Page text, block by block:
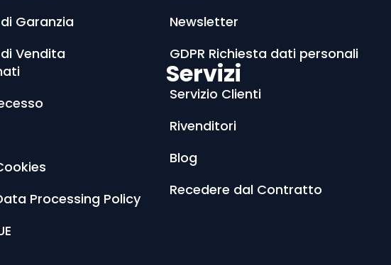
Garanzia
Vendita
Processing Policy
Newsletter
GDPR Richiesta dati personali
Servizi
Servizio Clienti
Rivenditori
Blog
Recedere dal Contratto